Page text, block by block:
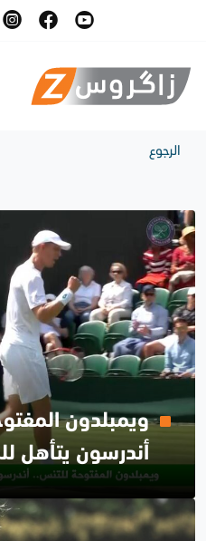
الرجوع
ويمبلدون
أندرسون يتأهل
طريق هربرت